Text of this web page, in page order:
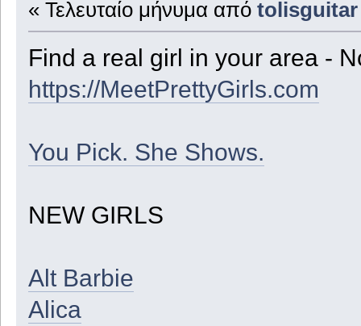
« Τελευταίο μήνυμα από tolisguitar
Find a real girl in your area -
https://MeetPrettyGirls.com
You Pick. She Shows.
NEW GIRLS
Alt Barbie
Alica